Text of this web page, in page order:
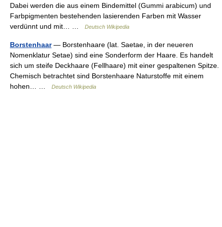
Dabei werden die aus einem Bindemittel (Gummi arabicum) und
Farbpigmenten bestehenden lasierenden Farben mit Wasser
verdünnt und mit… …
Deutsch Wikipedia
Borstenhaar— Borstenhaare (lat. Saetae, in der neueren
Nomenklatur Setae) sind eine Sonderform der Haare. Es handelt
sich um steife Deckhaare (Fellhaare) mit einer gespaltenen Spitze.
Chemisch betrachtet sind Borstenhaare Naturstoffe mit einem
hohen… …
Deutsch Wikipedia